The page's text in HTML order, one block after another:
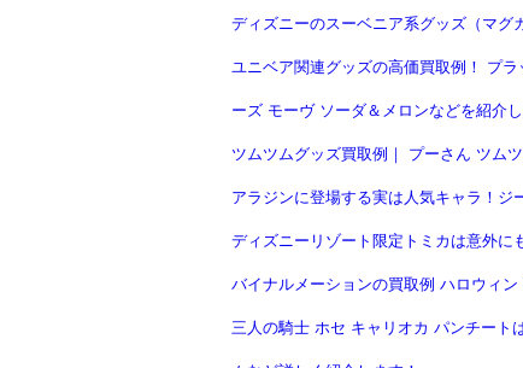
ディズニーのスーベニア系グッズ（マグ
ユニベア関連グッズの高価買取例！ プ
ーズ モーヴ ソーダ＆メロンなどを紹介
ツムツムグッズ買取例｜ プーさん ツム
アラジンに登場する実は人気キャラ！
ディズニーリゾート限定トミカは意外
バイナルメーションの買取例 ハロウィ
三人の騎士 ホセ キャリオカ パンチート